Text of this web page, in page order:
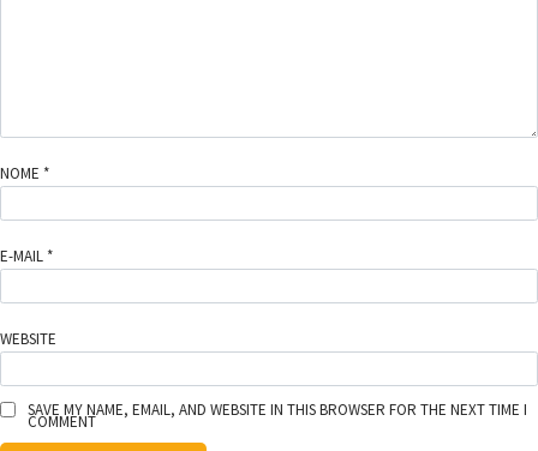
NOME *
E-MAIL *
WEBSITE
SAVE MY NAME, EMAIL, AND WEBSITE IN THIS BROWSER FOR THE NEXT TIME I
COMMENT